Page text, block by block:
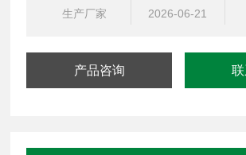
号，PowerBus二总线
生产厂家
2026-06-21
产品咨询